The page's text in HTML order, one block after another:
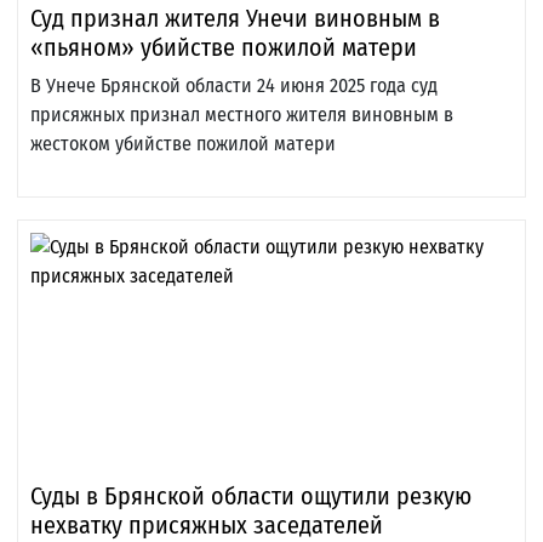
Суд признал жителя Унечи виновным в
«пьяном» убийстве пожилой матери
В Унече Брянской области 24 июня 2025 года суд
присяжных признал местного жителя виновным в
жестоком убийстве пожилой матери
Суды в Брянской области ощутили резкую
нехватку присяжных заседателей